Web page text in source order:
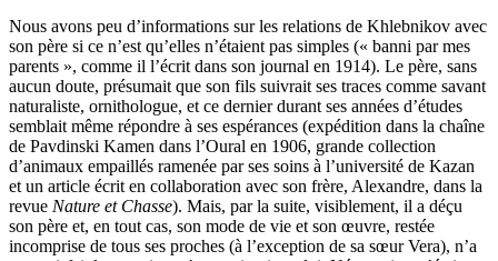
Nous avons peu d’informations sur les relations de Khlebnikov avec
son père si ce n’est qu’elles n’étaient pas simples (« banni par mes
parents », comme il l’écrit dans son journal en 1914). Le père, sans
aucun doute, présu­mait que son fils suivrait ses traces comme savant
naturaliste, ornithologue, et ce dernier durant ses années d’études
semblait même répondre à ses espérances (expédition dans la chaîne
de Pavdinski Kamen dans l’Oural en 1906, grande collection
d’animaux empaillés ramenée par ses soins à l’université de Kazan
et un article écrit en collaboration avec son frère, Alexandre, dans la
revue Nature et Chasse). Mais, par la suite, visiblement, il a déçu
son père et, en tout cas, son mode de vie et son œuvre, restée
incomprise de tous ses proches (à l’exception de sa sœur Vera), n’a